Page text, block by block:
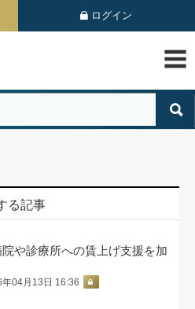
ログイン
る記事
や診療所への賃上げ支援を加
04月13日 16:36